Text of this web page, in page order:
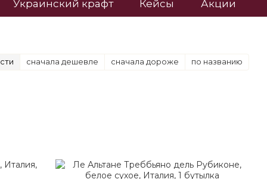
Украинский крафт Кейсы Акции
сначала дешевле сначала дороже по названию